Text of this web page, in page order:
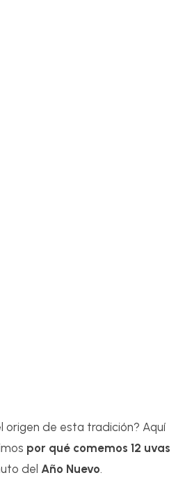
origen de esta tradición? Aquí
por qué comemos 12 uvas
del Año Nuevo.